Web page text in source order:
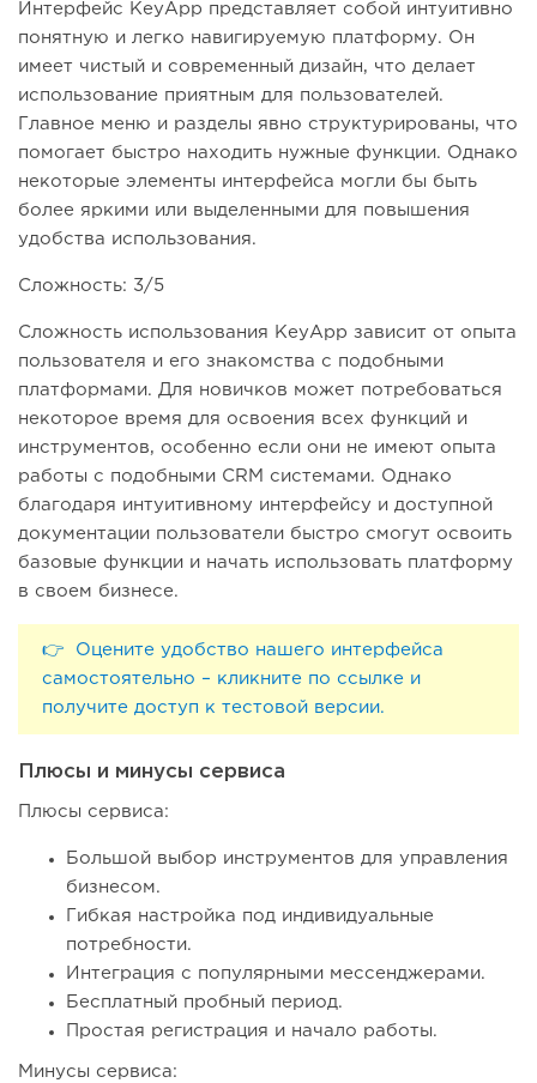
Интерфейс KeyApp представляет собой интуитивно
понятную и легко навигируемую платформу. Он
имеет чистый и современный дизайн, что делает
использование приятным для пользователей.
Главное меню и разделы явно структурированы, что
помогает быстро находить нужные функции. Однако
некоторые элементы интерфейса могли бы быть
более яркими или выделенными для повышения
удобства использования.
Сложность: 3/5
Сложность использования KeyApp зависит от опыта
пользователя и его знакомства с подобными
платформами. Для новичков может потребоваться
некоторое время для освоения всех функций и
инструментов, особенно если они не имеют опыта
работы с подобными CRM системами. Однако
благодаря интуитивному интерфейсу и доступной
документации пользователи быстро смогут освоить
базовые функции и начать использовать платформу
в своем бизнесе.
👉 Оцените удобство нашего интерфейса
самостоятельно – кликните по ссылке и
получите доступ к тестовой версии.
Плюсы и минусы сервиса
Плюсы сервиса:
Большой выбор инструментов для управления
бизнесом.
Гибкая настройка под индивидуальные
потребности.
Интеграция с популярными мессенджерами.
Бесплатный пробный период.
Простая регистрация и начало работы.
Минусы сервиса: